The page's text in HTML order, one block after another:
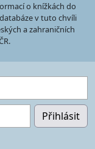
o knížkách do
v tuto chvíli
a zahraničních
Přihlásit